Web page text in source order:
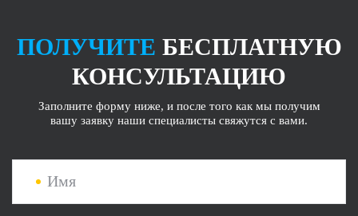
ПОЛУЧИТЕ БЕСПЛАТНУЮ
КОНСУЛЬТАЦИЮ
Заполните форму ниже, и после того как мы получим
вашу заявку наши специалисты свяжутся с вами.
Имя